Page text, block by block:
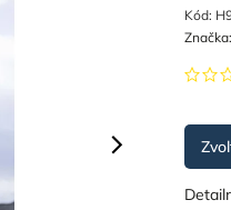
Kód:
Značka: